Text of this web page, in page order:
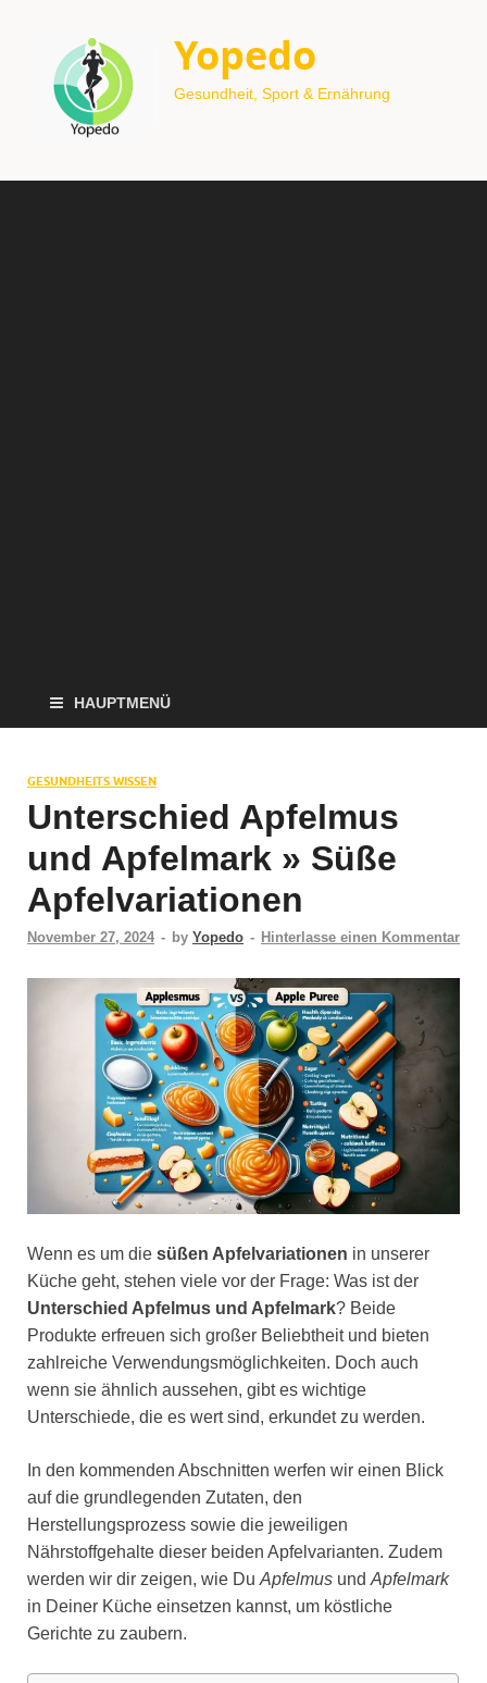
Yopedo
Gesundheit, Sport & Ernährung
HAUPTMENÜ
GESUNDHEITS WISSEN
Unterschied Apfelmus
und Apfelmark » Süße
Apfelvariationen
November 27, 2024 - by Yopedo - Hinterlasse einen Kommentar
Wenn es um die süßen Apfelvariationen in unserer
Küche geht, stehen viele vor der Frage: Was ist der
Unterschied Apfelmus und Apfelmark? Beide
Produkte erfreuen sich großer Beliebtheit und bieten
zahlreiche Verwendungsmöglichkeiten. Doch auch
wenn sie ähnlich aussehen, gibt es wichtige
Unterschiede, die es wert sind, erkundet zu werden.
In den kommenden Abschnitten werfen wir einen Blick
auf die grundlegenden Zutaten, den
Herstellungsprozess sowie die jeweiligen
Nährstoffgehalte dieser beiden Apfelvarianten. Zudem
werden wir dir zeigen, wie Du Apfelmus und Apfelmark
in Deiner Küche einsetzen kannst, um köstliche
Gerichte zu zaubern.